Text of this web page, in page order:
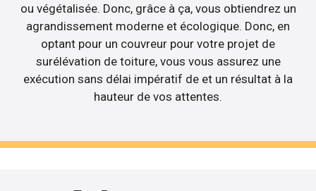
ou végétalisée. Donc, grâce à ça, vous obtiendrez un
agrandissement moderne et écologique. Donc, en
optant pour un couvreur pour votre projet de
surélévation de toiture, vous vous assurez une
exécution sans délai impératif de et un résultat à la
hauteur de vos attentes.